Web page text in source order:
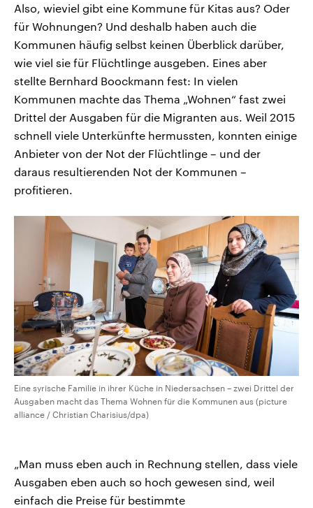
Also, wieviel gibt eine Kommune für Kitas aus? Oder
für Wohnungen? Und deshalb haben auch die
Kommunen häufig selbst keinen Überblick darüber,
wie viel sie für Flüchtlinge ausgeben. Eines aber
stellte Bernhard Boockmann fest: In vielen
Kommunen machte das Thema „Wohnen“ fast zwei
Drittel der Ausgaben für die Migranten aus. Weil 2015
schnell viele Unterkünfte hermussten, konnten einige
Anbieter von der Not der Flüchtlinge – und der
daraus resultierenden Not der Kommunen –
profitieren.
Eine syrische Familie in ihrer Küche in Niedersachsen – zwei Drittel der
Ausgaben macht das Thema Wohnen für die Kommunen aus (picture
alliance / Christian Charisius/dpa)
„Man muss eben auch in Rechnung stellen, dass viele
Ausgaben eben auch so hoch gewesen sind, weil
einfach die Preise für bestimmte